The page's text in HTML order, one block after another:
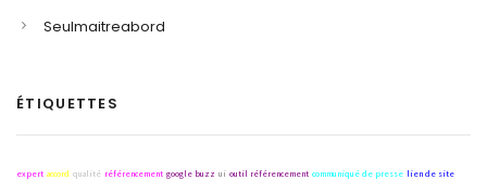
Seulmaitreabord
ÉTIQUETTES
expert accord qualité référencement google buzz ui outil référencement communiqué de presse lien de site